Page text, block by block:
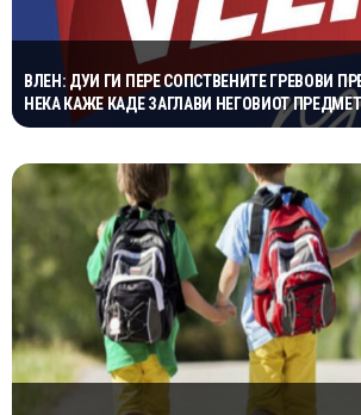
ВЛЕН: ДУИ ГИ ПЕРЕ СОПСТВЕНИТЕ ГРЕВОВИ
НЕКА КАЖЕ КАДЕ ЗАГЛАВИ НЕГОВИОТ ПРЕДМЕТ